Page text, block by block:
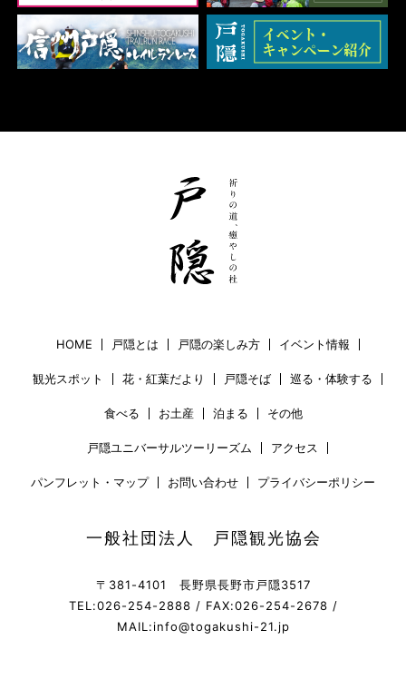
HOME 戸隠とは 戸隠の楽しみ方 イベント情報
観光スポット 花・紅葉だより 戸隠そば 巡る・体験する
食べる お土産 泊まる その他
戸隠ユニバーサルツーリーズム アクセス
パンフレット・マップ お問い合わせ プライバシーポリシー
一般社団法人 戸隠観光協会
〒381-4101 長野県長野市戸隠3517
TEL:026-254-2888 / FAX:026-254-2678 /
MAIL:info@togakushi-21.jp